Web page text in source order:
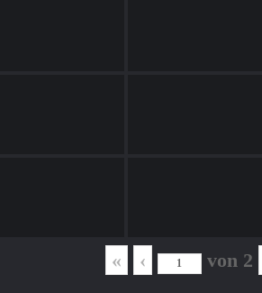
« ‹ von 2